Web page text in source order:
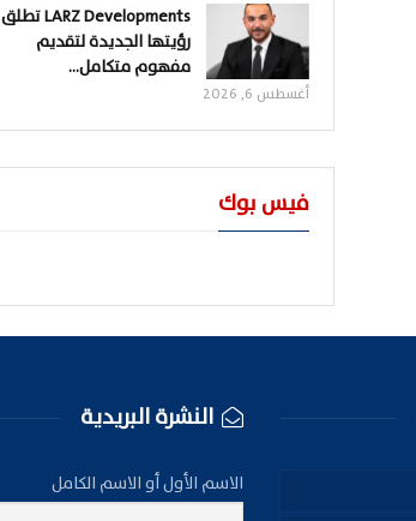
LARZ Developments تطلق
رؤيتها الجديدة لتقديم
مفهوم متكامل…
أغسطس 6, 2026
فيس بوك
النشرة البريدية
الاسم الأول أو الاسم الكامل